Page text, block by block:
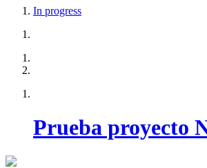
In progress
Prueba proyecto